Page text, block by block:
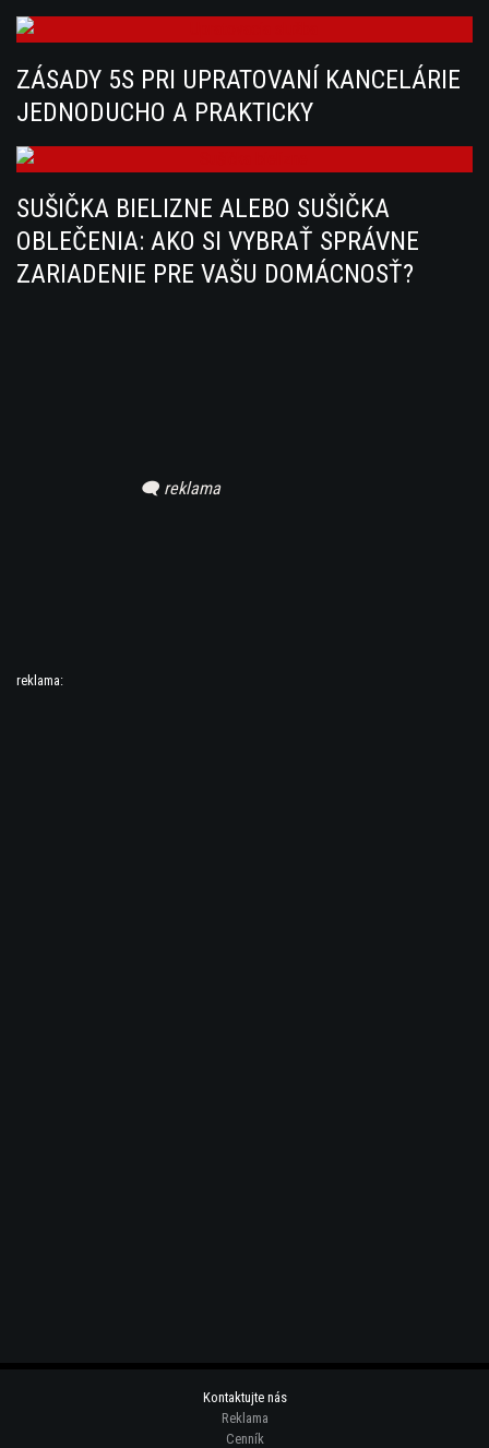
ZÁSADY 5S PRI UPRATOVANÍ KANCELÁRIE
JEDNODUCHO A PRAKTICKY
SUŠIČKA BIELIZNE ALEBO SUŠIČKA
OBLEČENIA: AKO SI VYBRAŤ SPRÁVNE
ZARIADENIE PRE VAŠU DOMÁCNOSŤ?
reklama:
Kontaktujte nás
Reklama
Cenník